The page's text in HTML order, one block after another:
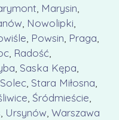
Marysin
Nowolipki
Powsin Praga
Radość
Saska Kępa
Solec Stara Miłosna
Śródmieście
Ursynów Warszawa